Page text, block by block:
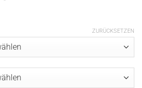
ZURÜCKSETZEN